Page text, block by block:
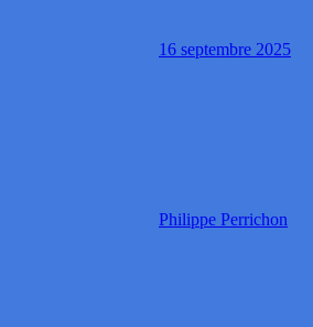
16 septembre 2025
Philippe Perrichon